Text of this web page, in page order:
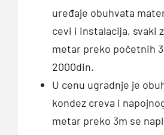
uređaje obuhvata
cevi i instalacija, svaki
metar preko početnih
2000din.
U cenu ugradnje je
kondez creva i
metar preko 3m se